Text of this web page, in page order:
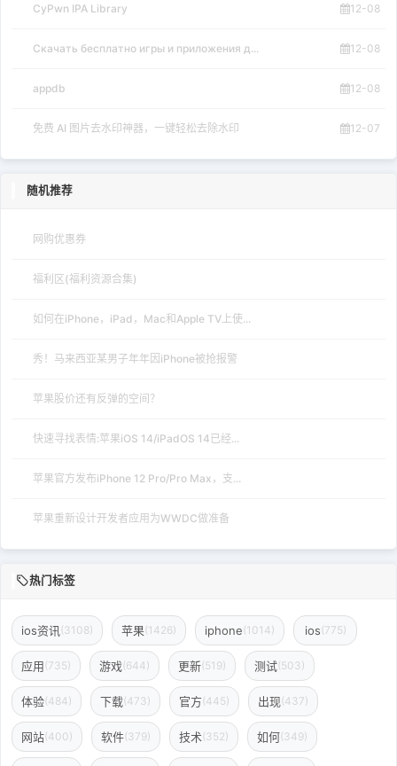
CyPwn IPA Library 12-08
Скачать бесплатно игры и приложения д... 12-08
appdb 12-08
免费 AI 图片去水印神器，一键轻松去除水印 12-07
随机推荐
网购优惠券
福利区(福利资源合集)
如何在iPhone，iPad，Mac和Apple TV上使...
秀！马来西亚某男子年年因iPhone被抢报警
苹果股价还有反弹的空间？
快速寻找表情:苹果iOS 14/iPadOS 14已经...
苹果官方发布iPhone 12 Pro/Pro Max，支...
苹果重新设计开发者应用为WWDC做准备
热门标签
ios资讯 (3108) 苹果(1426) iphone(1014) ios(775)
应用(735) 游戏(644) 更新(519) 测试(503)
体验(484) 下载(473) 官方(445) 出现(437)
网站(400) 软件(379) 技术(352) 如何(349)